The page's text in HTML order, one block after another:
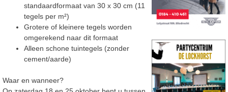
standaardformaat van 30 x 30 cm (11
tegels per m²)
Grotere of kleinere tegels worden
omgerekend naar dit formaat
Alleen schone tuintegels (zonder
cement/aarde)
Waar en wanneer?